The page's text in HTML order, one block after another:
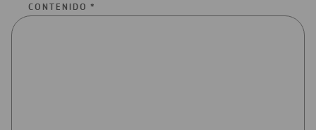
CONTENIDO *